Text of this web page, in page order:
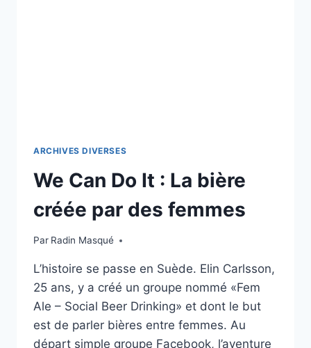
ARCHIVES DIVERSES
We Can Do It : La bière
créée par des femmes
Par Radin Masqué
L’histoire se passe en Suède. Elin Carlsson,
25 ans, y a créé un groupe nommé «Fem
Ale – Social Beer Drinking» et dont le but
est de parler bières entre femmes. Au
départ simple groupe Facebook, l’aventure